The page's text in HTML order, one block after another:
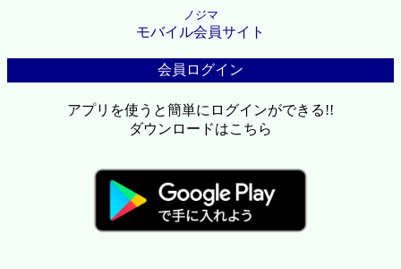
ノジマ
モバイル会員サイト
会員ログイン
アプリを使うと簡単にログインができる!!
ダウンロードはこちら